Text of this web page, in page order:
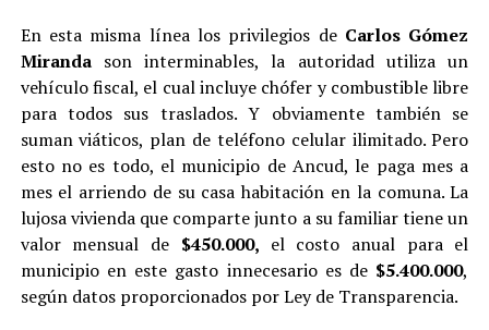
En esta misma línea los privilegios de Carlos Gómez
Mirandason interminables, la autoridad utiliza un
vehículo fiscal, el cual incluye chófer y combustible libre
para todos sus traslados. Y obviamente también se
suman viáticos, plan de teléfono celular ilimitado. Pero
esto no es todo, el municipio de Ancud, le paga mes a
mes el arriendo de su casa habitación en la comuna. La
lujosa vivienda que comparte junto a su familiar tiene un
valor mensual de $450.000, el costo anual para el
municipio en este gasto innecesario es de $5.400.000,
según datos proporcionados por Ley de Transparencia.